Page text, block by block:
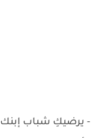
- يرضيكِ شباب إبنك